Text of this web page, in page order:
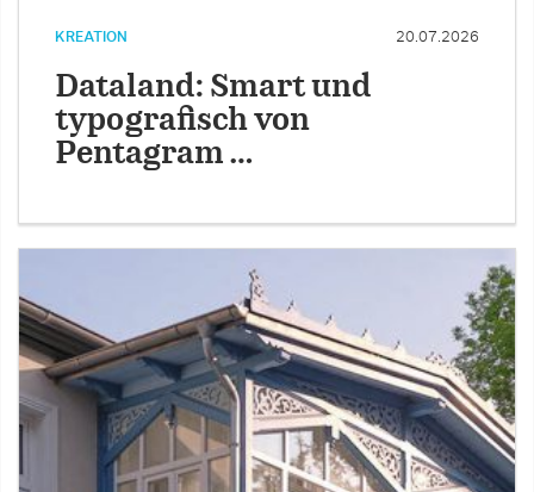
KREATION 20.07.2026
Dataland: Smart und
typografisch von
Pentagram …